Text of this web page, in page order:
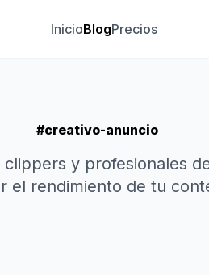
InicioBlogPrecios
#creativo-anuncio
y profesionales
el rendimiento de tu